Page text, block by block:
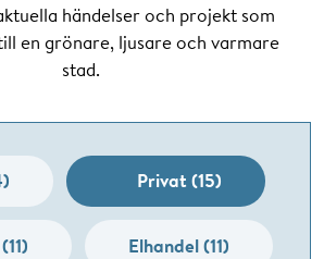
händelser och projekt som
en grönare, ljusare och varmare
stad.
Privat (15)
Elhandel (11)